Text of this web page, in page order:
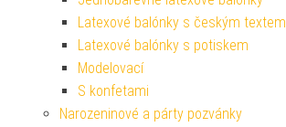
Latexové balónky s českým textem
Latexové balónky s potiskem
Modelovací
S konfetami
Narozeninové a párty pozvánky